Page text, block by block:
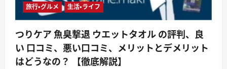
も
て
な
し
を
し
た
い
方
旅行・グルメ
生活・ライフ
つりケア 魚臭撃退 ウエットタオル の評判、良
い 口コミ、悪い口コミ、メリットとデメリット
はどうなの？ 【徹底解説】